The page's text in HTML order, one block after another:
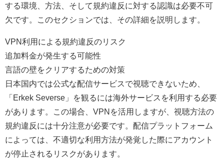
する環境、方法、そして規約違反に対する認識は必要不可
欠です。このセクションでは、その詳細を説明します。
VPN利用による規約違反のリスク
追加料金が発生する可能性
言語の壁をクリアするための対策
日本国内では公式な配信サービスで視聴できないため、
「Erkek Severse」を観るには海外サービスを利用する必要
があります。この場合、VPNを活用しますが、視聴方法の
規約違反には十分注意が必要です。配信プラットフォーム
によっては、不適切な利用方法が発覚した際にアカウント
が停止されるリスクがあります。